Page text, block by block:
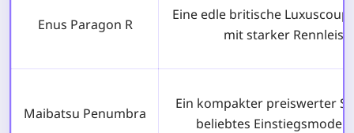
Enus Paragon R
Eine edle britische
mit starker
Maibatsu Penumbra
Ein kompakter preiswerter
beliebtes